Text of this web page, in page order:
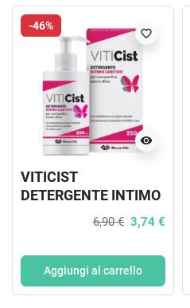
-46%
visibility
favorite_border
VITICIST
DETERGENTE INTIMO
LENITIVO 250 ML
6,90 € 3,74 €
Aggiungi al carrello